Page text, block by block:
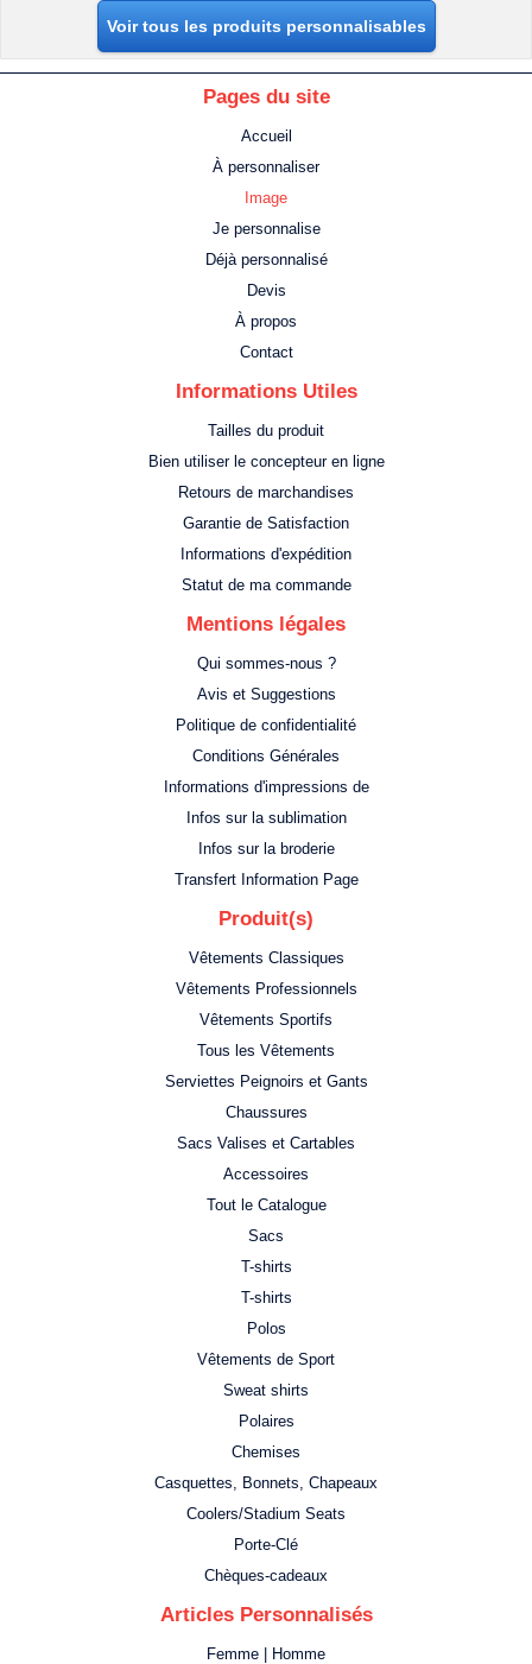
Voir tous les produits personnalisables
Pages du site
Accueil
À personnaliser
Image
Je personnalise
Déjà personnalisé
Devis
À propos
Contact
Informations Utiles
Tailles du produit
Bien utiliser le concepteur en ligne
Retours de marchandises
Garantie de Satisfaction
Informations d'expédition
Statut de ma commande
Mentions légales
Qui sommes-nous ?
Avis et Suggestions
Politique de confidentialité
Conditions Générales
Informations d'impressions de
Infos sur la sublimation
Infos sur la broderie
Transfert Information Page
Produit(s)
Vêtements Classiques
Vêtements Professionnels
Vêtements Sportifs
Tous les Vêtements
Serviettes Peignoirs et Gants
Chaussures
Sacs Valises et Cartables
Accessoires
Tout le Catalogue
Sacs
T-shirts
T-shirts
Polos
Vêtements de Sport
Sweat shirts
Polaires
Chemises
Casquettes, Bonnets, Chapeaux
Coolers/Stadium Seats
Porte-Clé
Chèques-cadeaux
Articles Personnalisés
Femme | Homme